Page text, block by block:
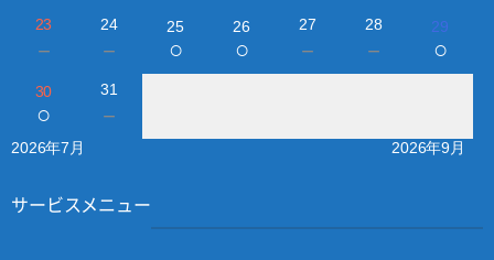
23
－
24
－
25
○
26
○
27
－
28
－
29
○
30
○
31
－
2026年7月 2026年9月
サービスメニュー